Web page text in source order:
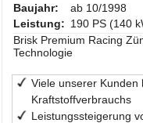
Baujahr:
ab 10/1998
Leistung: 190 PS (140
Brisk Premium Racing
Technologie
Viele unserer
Kraftstoffverbrauchs
Leistungssteigerung